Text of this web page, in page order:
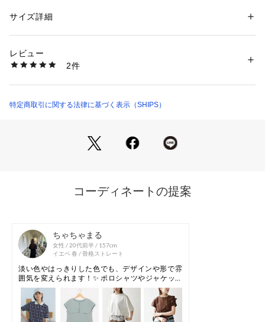
レースのデザインの違いは、詳細画像を参照してください。
繊細なレースを裾にあしらった、レイヤード風のTシャツ。
フロントには閉じた時に目立ちにくいコンシールファスナーが
プ効果も◎
〈生地・素材のポイント〉
天竺素材で柔らかく、さらっとした着心地です。
フロントのファスナーは開けるとスリットになり、レースの動
きがよりふんわり出ます。
袖は肘を覆うくらいの長さなので、コンパクトに着たい場合は
ロールアップするのもオススメです。
〈カットソー部分サイズ〉
着丈：45cm
※採寸表にはレース部分込みのサイズスペックを記載しており
性別：レディース
素材：本体: コットン100%、 レース: ナイロン100%
商品番号：
722340017 （ショップ）
サイズ詳細
レビュー
2件
特定商取引に関する法律に基づく表示（SHIPS）